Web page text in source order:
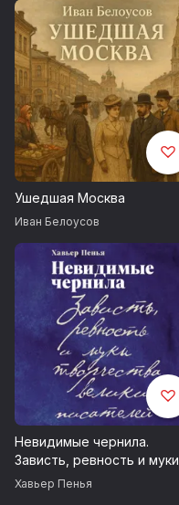
Ушедшая Москва
Иван Белоусов
Невидимые чернила.
Зависть, ревность и муки
творчества великих
Хавьер Пенья